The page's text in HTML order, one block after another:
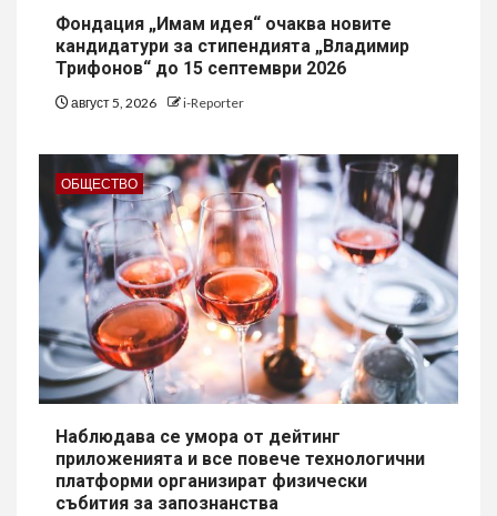
Фондация „Имам идея“ очаква новите
кандидатури за стипендията „Владимир
Трифонов“ до 15 септември 2026
август 5, 2026 i-Reporter
ОБЩЕСТВО
Наблюдава се умора от дейтинг
приложенията и все повече технологични
платформи организират физически
събития за запознанства